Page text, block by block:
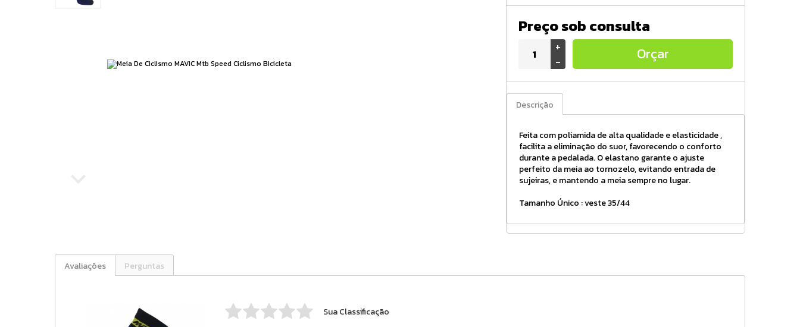
Preço sob consulta
+
-
Orçar
Descrição
Feita com poliamida de alta qualidade e elasticidade ,
facilita a eliminação do suor, favorecendo o conforto
durante a pedalada. O elastano garante o ajuste
perfeito da meia ao tornozelo, evitando entrada de
sujeiras, e mantendo a meia sempre no lugar.
Tamanho Único : veste 35/44
Avaliações Perguntas
Sua Classificação